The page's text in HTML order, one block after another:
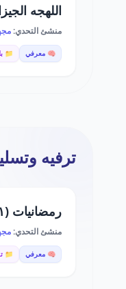
اللهجه
منشئ التحدي:
🧠 معرفي 📁
ترفيه
رمضانيات (١)
منشئ التحدي:
🧠 معرفي 📁